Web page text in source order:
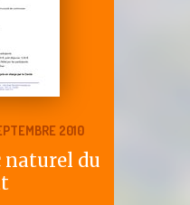
2010
naturel du